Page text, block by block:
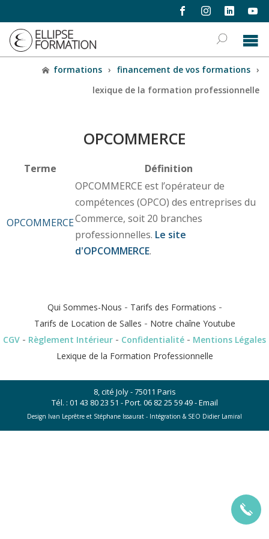
formations › financement de vos formations ›
lexique de la formation professionnelle
OPCOMMERCE
Terme Définition
OPCOMMERCE
OPCOMMERCE est l’opérateur de
compétences (OPCO) des entreprises du
Commerce, soit 20 branches
professionnelles. Le site
d'OPCOMMERCE.
Qui Sommes-Nous - Tarifs des Formations -
Tarifs de Location de Salles - Notre chaîne Youtube
CGV - Règlement Intérieur - Confidentialité - Mentions Légales
Lexique de la Formation Professionnelle
8, cité Joly - 75011 Paris
Tél. : 01 43 80 23 51 - Port. 06 82 25 59 49-Email
Design Ivan Leprêtre et Stéphane Issaurat - Intégration & SEO Didier Lamiral